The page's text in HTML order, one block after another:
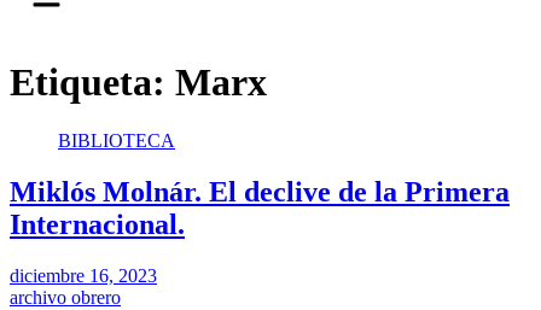
Etiqueta: Marx
BIBLIOTECA
Miklós Molnár. El declive de la Primera
Internacional.
diciembre 16, 2023
archivo obrero